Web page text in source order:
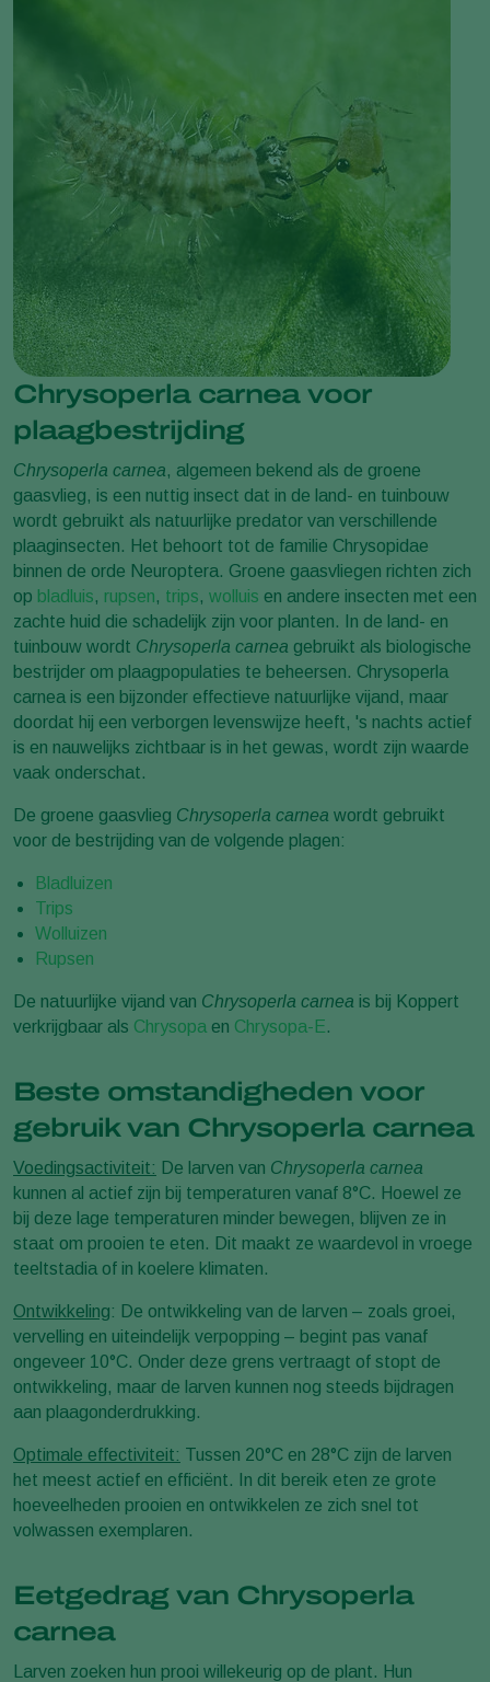
Chrysoperla carnea voor
plaagbestrijding
Chrysoperla carnea, algemeen bekend als de groene
gaasvlieg, is een nuttig insect dat in de land- en tuinbouw
wordt gebruikt als natuurlijke predator van verschillende
plaaginsecten. Het behoort tot de familie Chrysopidae
binnen de orde Neuroptera. Groene gaasvliegen richten zich
op bladluis, rupsen, trips, wolluis en andere insecten met een
zachte huid die schadelijk zijn voor planten. In de land- en
tuinbouw wordt Chrysoperla carnea gebruikt als biologische
bestrijder om plaagpopulaties te beheersen. Chrysoperla
carnea is een bijzonder effectieve natuurlijke vijand, maar
doordat hij een verborgen levenswijze heeft, 's nachts actief
is en nauwelijks zichtbaar is in het gewas, wordt zijn waarde
vaak onderschat.
De groene gaasvlieg Chrysoperla carnea wordt gebruikt
voor de bestrijding van de volgende plagen:
Bladluizen
Trips
Wolluizen
Rupsen
De natuurlijke vijand van Chrysoperla carnea is bij Koppert
verkrijgbaar als Chrysopa en Chrysopa-E.
Beste omstandigheden voor
gebruik van Chrysoperla carnea
Voedingsactiviteit: De larven van Chrysoperla carnea
kunnen al actief zijn bij temperaturen vanaf 8°C. Hoewel ze
bij deze lage temperaturen minder bewegen, blijven ze in
staat om prooien te eten. Dit maakt ze waardevol in vroege
teeltstadia of in koelere klimaten.
Ontwikkeling: De ontwikkeling van de larven – zoals groei,
vervelling en uiteindelijk verpopping – begint pas vanaf
ongeveer 10°C. Onder deze grens vertraagt of stopt de
ontwikkeling, maar de larven kunnen nog steeds bijdragen
aan plaagonderdrukking.
Optimale effectiviteit: Tussen 20°C en 28°C zijn de larven
het meest actief en efficiënt. In dit bereik eten ze grote
hoeveelheden prooien en ontwikkelen ze zich snel tot
volwassen exemplaren.
Eetgedrag van Chrysoperla
carnea
Larven zoeken hun prooi willekeurig op de plant. Hun